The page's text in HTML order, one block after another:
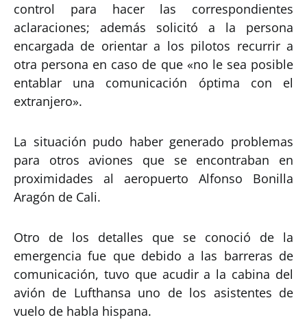
control para hacer las correspondientes
aclaraciones; además solicitó a la persona
encargada de orientar a los pilotos recurrir a
otra persona en caso de que «no le sea posible
entablar una comunicación óptima con el
extranjero».
La situación pudo haber generado problemas
para otros aviones que se encontraban en
proximidades al aeropuerto Alfonso Bonilla
Aragón de Cali.
Otro de los detalles que se conoció de la
emergencia fue que debido a las barreras de
comunicación, tuvo que acudir a la cabina del
avión de Lufthansa uno de los asistentes de
vuelo de habla hispana.